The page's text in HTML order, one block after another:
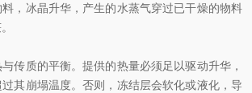
，冰晶升华，产生的水蒸气穿过已干燥的物料
质的平衡。提供的热量必须足以驱动升华，
其崩塌温度。否则，冻结层会软化或液化，导